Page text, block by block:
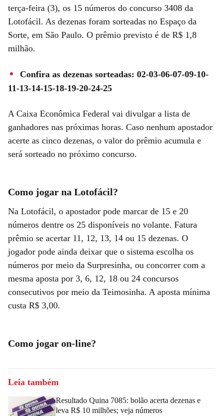
terça-feira (3), os 15 números do concurso 3408 da
Lotofácil. As dezenas foram sorteadas no Espaço da
Sorte, em São Paulo. O prêmio previsto é de R$ 1,8
milhão.
Confira as dezenas sorteadas: 02-03-06-07-09-10-
11-13-14-15-18-19-20-24-25
A Caixa Econômica Federal vai divulgar a lista de
ganhadores nas próximas horas. Caso nenhum apostador
acerte as cinco dezenas, o valor do prêmio acumula e
será sorteado no próximo concurso.
Como jogar na Lotofácil?
Na Lotofácil, o apostador pode marcar de 15 e 20
números dentre os 25 disponíveis no volante. Fatura
prêmio se acertar 11, 12, 13, 14 ou 15 dezenas. O
jogador pode ainda deixar que o sistema escolha os
números por meio da Surpresinha, ou concorrer com a
mesma aposta por 3, 6, 12, 18 ou 24 concursos
consecutivos por meio da Teimosinha. A aposta mínima
custa R$ 3,00.
Como jogar on-line?
Leia também
Resultado Quina 7085: bolão acerta dezenas e
leva R$ 10 milhões; veja números